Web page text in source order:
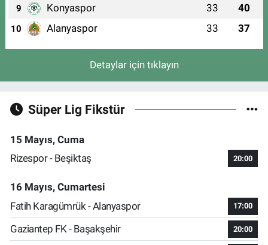
9 Konyaspor 33 40
10 Alanyaspor 33 37
Detaylar için tıklayın
Süper Lig Fikstür
15 Mayıs, Cuma
Rizespor - Beşiktaş
20:00
16 Mayıs, Cumartesi
Fatih Karagümrük - Alanyaspor
17:00
Gaziantep FK - Başakşehir 20:00